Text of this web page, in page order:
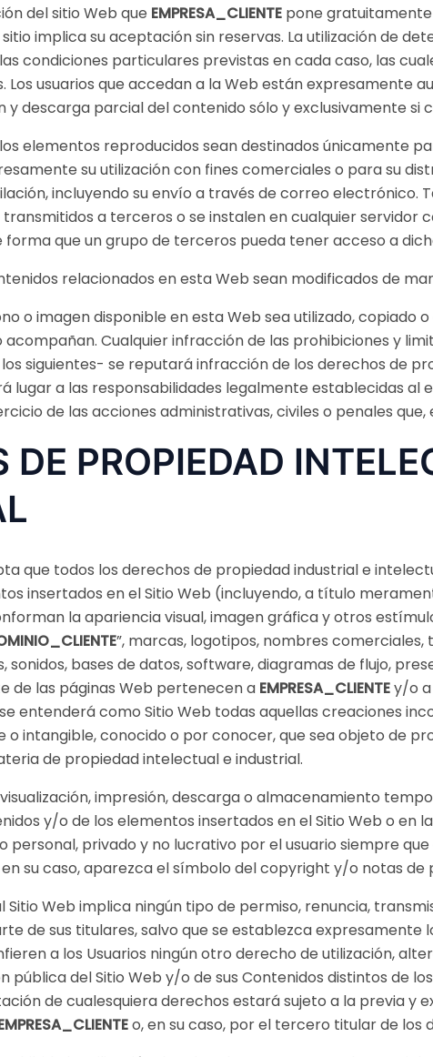
del sitio Web que EMPRESA_CLIENTEpone gratuitamente
implica su aceptación sin reservas. La utilización de
condiciones particulares previstas en cada caso, las
Los usuarios que accedan a la Web están expresamente
y descarga parcial del contenido sólo y exclusivamente si
elementos reproducidos sean destinados únicamente
su utilización con fines comerciales o para su
incluyendo su envío a través de correo electrónico.
a terceros o se instalen en cualquier
que un grupo de terceros pueda tener acceso a
relacionados en esta Web sean modificados de
o imagen disponible en esta Web sea utilizado,
acompañan. Cualquier infracción de las prohibiciones y
siguientes- se reputará infracción de los derechos de
lugar a las responsabilidades legalmente establecidas al
de las acciones administrativas, civiles o penales que,
DE PROPIEDAD
que todos los derechos de propiedad industrial e
insertados en el Sitio Web (incluyendo, a título
la apariencia visual, imagen gráfica y otros
”, marcas, logotipos, nombres
sonidos, bases de datos, software, diagramas de flujo,
de las páginas Web pertenecen a EMPRESA_CLIENTEy/o a
entenderá como Sitio Web todas aquellas creaciones
intangible, conocido o por conocer, que sea objeto de
de propiedad intelectual e industrial.
impresión, descarga o almacenamiento
y/o de los elementos insertados en el Sitio Web o en
personal, privado y no lucrativo por el usuario siempre
su caso, aparezca el símbolo del copyright y/o notas de
Sitio Web implica ningún tipo de permiso, renuncia,
de sus titulares, salvo que se establezca expresamente
a los Usuarios ningún otro derecho de utilización,
pública del Sitio Web y/o de sus Contenidos distintos de
de cualesquiera derechos estará sujeto a la previa y
o, en su caso, por el tercero titular de los